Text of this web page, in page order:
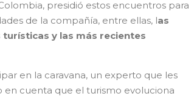
presidió estos encuentros para
de la compañía, entre ellas, las
y las más recientes
en la caravana, un experto que les
en cuenta que el turismo evoluciona